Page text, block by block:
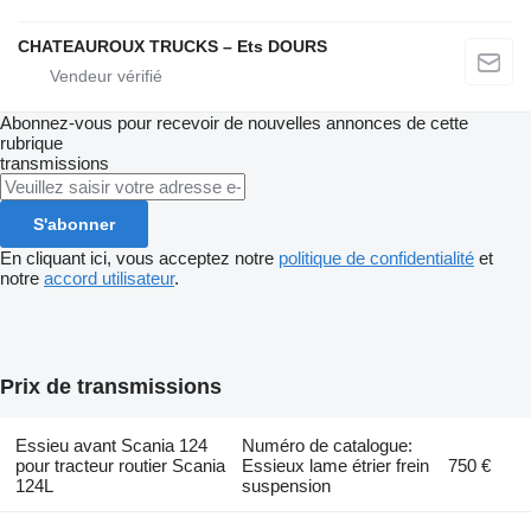
CHATEAUROUX TRUCKS – Ets DOURS
Abonnez-vous pour recevoir de nouvelles annonces de cette
rubrique
transmissions
S'abonner
En cliquant ici, vous acceptez notre politique de confidentialité et
notre accord utilisateur.
Prix de transmissions
Essieu avant Scania 124
pour tracteur routier Scania
124L
Numéro de catalogue:
Essieux lame étrier frein
suspension
750 €